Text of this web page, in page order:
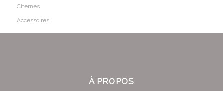
Citernes
Accessoires
À PROPOS